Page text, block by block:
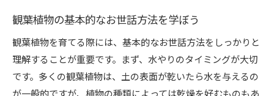
観葉植物の基本的なお世話方法を学ぼう
観葉植物を育てる際には、基本的なお世話方法をしっかりと
理解することが重要です。まず、水やりのタイミングが大切
です。多くの観葉植物は、土の表面が乾いたら水を与えるの
が一般的ですが、植物の種類によっては乾燥を好むものもあ